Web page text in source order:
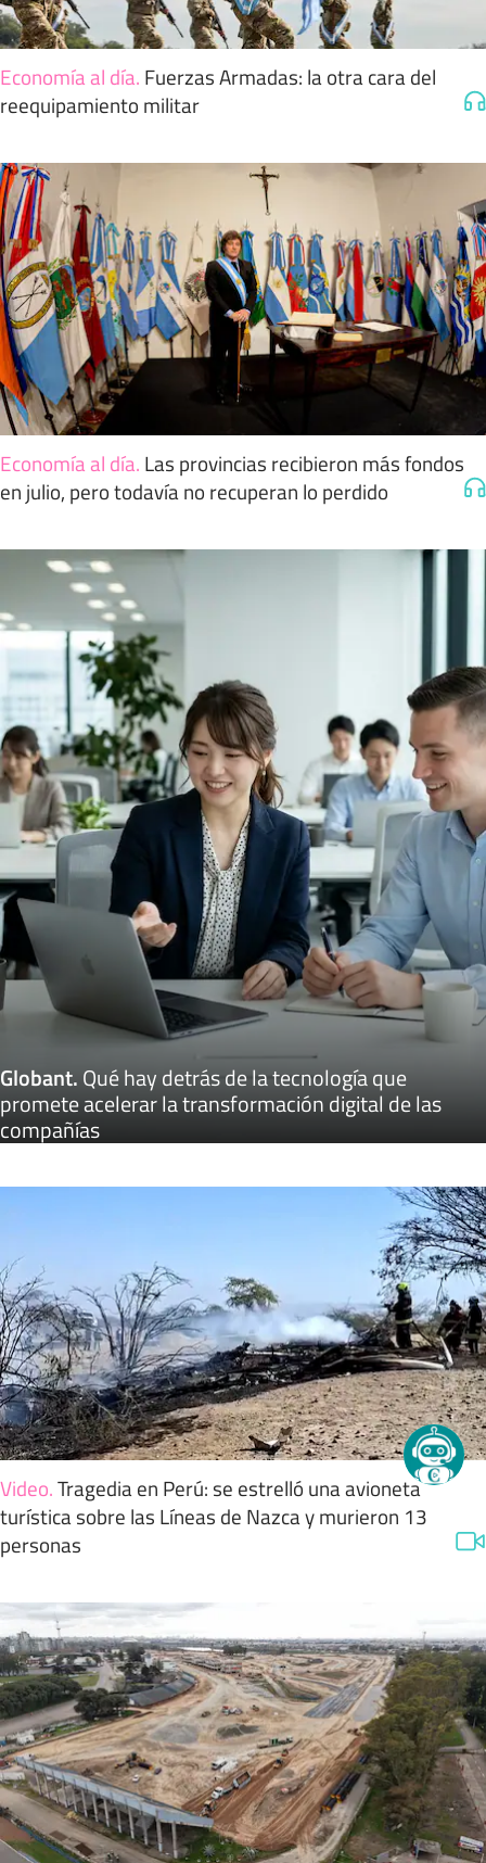
Economía al día. Fuerzas Armadas: la otra cara del
reequipamiento militar
Economía al día. Las provincias recibieron más fondos
en julio, pero todavía no recuperan lo perdido
Globant.Qué hay detrás de la tecnología que
promete acelerar la transformación digital de las
compañías
Video.Tragedia en Perú: se estrelló una avioneta
turística sobre las Líneas de Nazca y murieron 13
personas